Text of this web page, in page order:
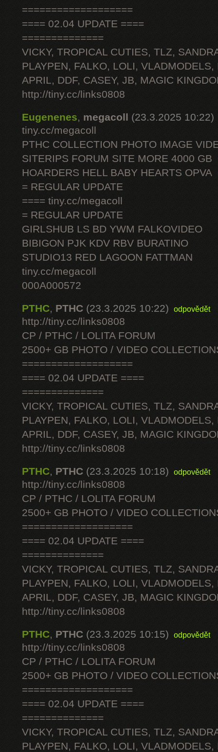
===================
==== 02.04 UPDATE ====
==============
VICKY, TROPICAL CUTIES, TLZ,
PLAYPEN, FALKO, LOLI, VLADMODELS,
APRIL, DDF, CASEY, JB, MAGIC
http://tiny.cc/links0808
Eugenenes, megacoll (23.3.2025 10:22)
tiny.cc/megacoll
PTHC COLLECTION PHOTO IMAGE
SITERIPS FORUM SITE MORE 4000 GB
HOARDERS HELL BABY HEARTS OPVA
= REGULAR UPDATE
==== tiny.cc/megacoll
= REGULAR UPDATE
GIRLSHUB LS BD YWM FALKOVIDEO
BIBIGON PJK KDV RBV BURATINO
STUDIO13 RED LAGOON FATTMAN
tiny.cc/megacoll
000A000572
PTHC, PTHC (23.3.2025 10:22) odpovědět
http://tiny.cc/links0808
CP / PTHC / LOLITA FORUM
2500+ GB PHOTO / VIDEO
===================
==== 02.04 UPDATE ====
==============
VICKY, TROPICAL CUTIES, TLZ,
PLAYPEN, FALKO, LOLI, VLADMODELS,
APRIL, DDF, CASEY, JB, MAGIC
http://tiny.cc/links0808
PTHC, PTHC (23.3.2025 10:18) odpovědět
http://tiny.cc/links0808
CP / PTHC / LOLITA FORUM
2500+ GB PHOTO / VIDEO
===================
==== 02.04 UPDATE ====
==============
VICKY, TROPICAL CUTIES, TLZ,
PLAYPEN, FALKO, LOLI, VLADMODELS,
APRIL, DDF, CASEY, JB, MAGIC
http://tiny.cc/links0808
PTHC, PTHC (23.3.2025 10:15) odpovědět
http://tiny.cc/links0808
CP / PTHC / LOLITA FORUM
2500+ GB PHOTO / VIDEO
===================
==== 02.04 UPDATE ====
==============
VICKY, TROPICAL CUTIES, TLZ,
PLAYPEN, FALKO, LOLI, VLADMODELS,